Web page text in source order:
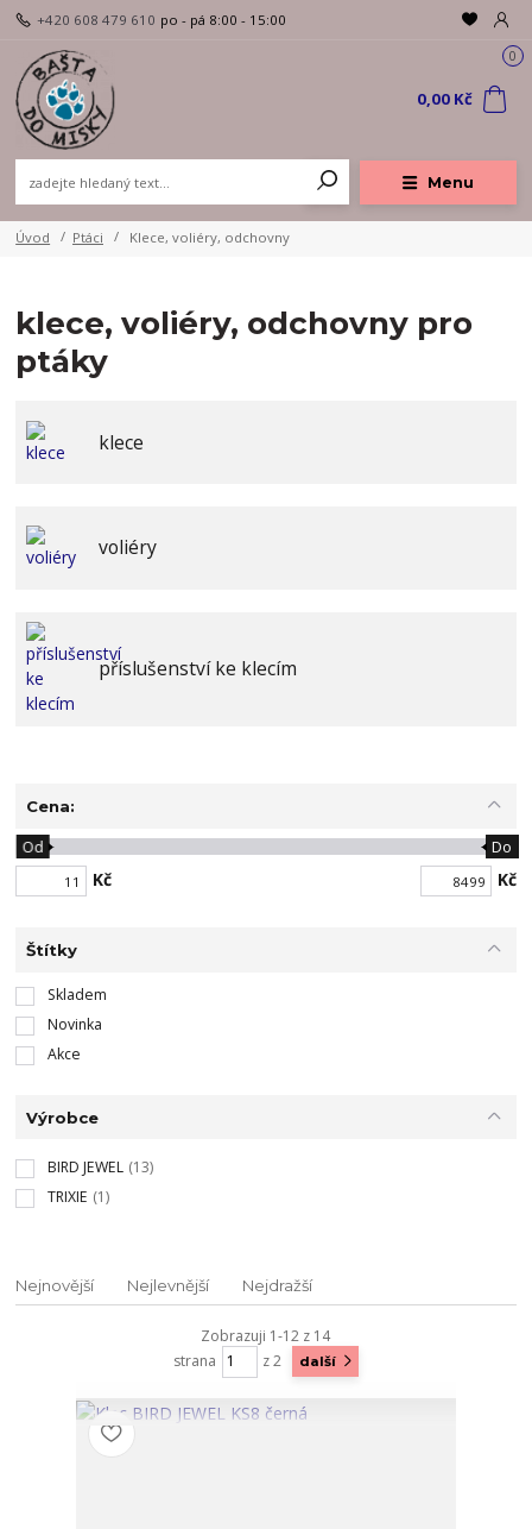
Menu
+420 608 479 610 po - pá 8:00 - 15:00
0
0,00 Kč
Úvod Ptáci Klece, voliéry, odchovny
klece, voliéry, odchovny pro
ptáky
klece
voliéry
příslušenství ke klecím
Cena:
Kč
Od Do
Kč
Štítky
Skladem
Novinka
Akce
Výrobce
BIRD JEWEL (13)
TRIXIE (1)
Nejnovější Nejlevnější Nejdražší
Zobrazuji 1-12 z 14
strana
z 2 další